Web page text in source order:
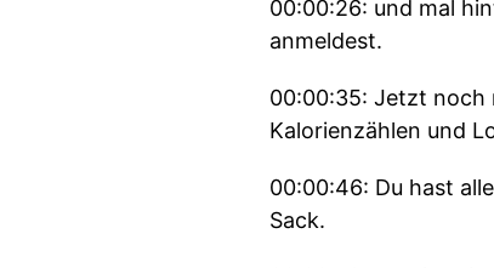
00:00:26: und mal
anmeldest.
00:00:35: Jetzt noch
Kalorienzählen und
00:00:46: Du hast
Sack.